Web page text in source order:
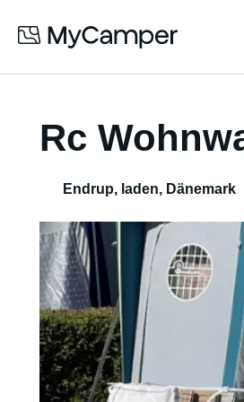
Rc
Endrup, laden, Dänemark